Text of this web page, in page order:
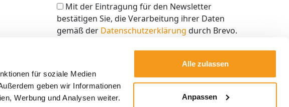
für soziale Medien
geben wir Informationen
Werbung und Analysen weiter.
Alle zulassen
Anpassen
Mit der Eintragung für den Newsletter
bestätigen Sie, die Verarbeitung ihrer Daten
gemäß der Datenschutzerklärung durch Brevo.
den ich jederzeit mit dem Link im Newsletter
Kostenlos abonnieren